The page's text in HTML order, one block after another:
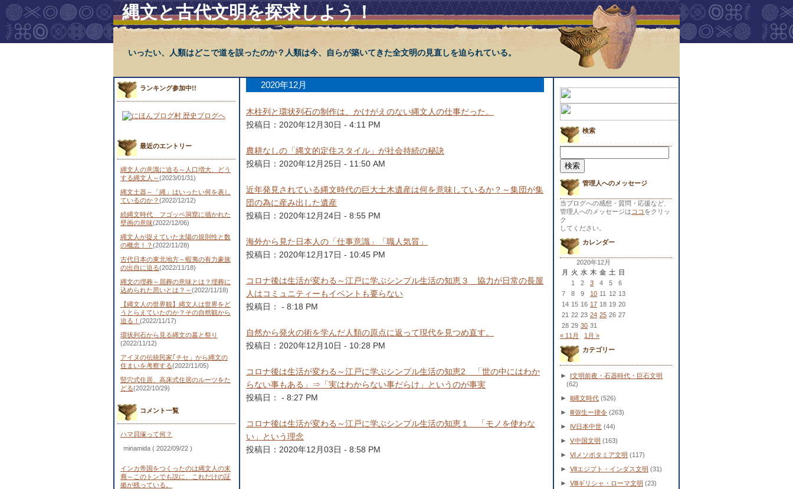
縄文と古代文明を探求しよう！
いったい、人類はどこで道を誤ったのか？人類は今、自らが築いてきた全文明の見直しを迫られている。
ランキング参加中!!
最近のエントリー
縄文人の意識に迫る～人口増大、どう
する縄文人～(2023/01/31)
縄文土器～「縄」はいったい何を表し
ているのか？ (2022/12/12)
続縄文時代 フゴッペ洞窟に描かれた
壁画の意味(2022/12/06)
縄文人が捉えていた太陽の規則性と数
の概念！？ (2022/11/28)
古代日本の東北地方～蝦夷の有力豪族
の出自に迫る(2022/11/18)
縄文の埋葬～屈葬の意味とは？埋葬に
込められた思いとは？～(2022/11/18)
【縄文人の世界観】縄文人は世界をど
うとらえていたのか？その自然観から
迫る！ (2022/11/17)
環状列石から見る縄文の墓と祭り
(2022/11/12)
アイヌの伝統民家｢チセ」から縄文の
住まいを考察する(2022/11/05)
竪穴式住居、高床式住居のルーツをた
どる(2022/10/29)
コメント一覧
ハマ貝塚って何？
minamida ( 2022/09/22 )
インカ帝国をつくったのは縄文人の末
裔～このトンでも説に、これだけの証
拠が残っている。
2020年12月
木柱列と環状列石の制作は、かけがえのない縄文人の仕事だった。
投稿日：2020年12月30日 - 4:11 PM
農耕なしの「縄文的定住スタイル」が社会持続の秘訣
投稿日：2020年12月25日 - 11:50 AM
近年発見されている縄文時代の巨大土木遺産は何を意味しているか？～集団が集
団の為に産み出した遺産
投稿日：2020年12月24日 - 8:55 PM
海外から見た日本人の「仕事意識」「職人気質」
投稿日：2020年12月17日 - 10:45 PM
コロナ後は生活が変わる～江戸に学ぶシンプル生活の知恵３ 協力が日常の長屋
人はコミュニティーもイベントも要らない
投稿日： - 8:18 PM
自然から発火の術を学んだ人類の原点に返って現代を見つめ直す。
投稿日：2020年12月10日 - 10:28 PM
コロナ後は生活が変わる～江戸に学ぶシンプル生活の知恵2 「世の中にはわか
らない事もある」⇒「実はわからない事だらけ」というのが事実
投稿日： - 8:27 PM
コロナ後は生活が変わる～江戸に学ぶシンプル生活の知恵１ 「モノを使わな
い」という理念
投稿日：2020年12月03日 - 8:58 PM
検索
索:
管理人へのメッセージ
当ブログへの感想・質問・応援など、
管理人へのメッセージは ココ をクリッ
ク
してください。
カレンダー
2020年12月
月
火 水 木 金 土
日
1
2 3 4 5
6
7
8 9 10 11 12 13
14 15 16 17 18 19 20
21 22 23 24 25 26 27
28 29 30 31
« 11月
1月 »
カテゴリー
►
Ⅰ文明前夜・石器時代・巨石文明
(62)
► Ⅱ縄文時代 (526)
► Ⅲ弥生ー律令 (263)
► Ⅳ日本中世 (44)
► Ⅴ中国文明 (163)
► Ⅵメソポタミア文明 (117)
► Ⅶエジプト・インダス文明 (31)
► Ⅷギリシャ・ローマ文明 (23)